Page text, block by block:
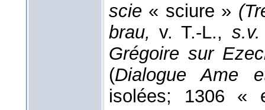
scie « sciure »
brau, v. T.-L.,
Grégoire sur
(Dialogue Ame
isolées; 1306 «